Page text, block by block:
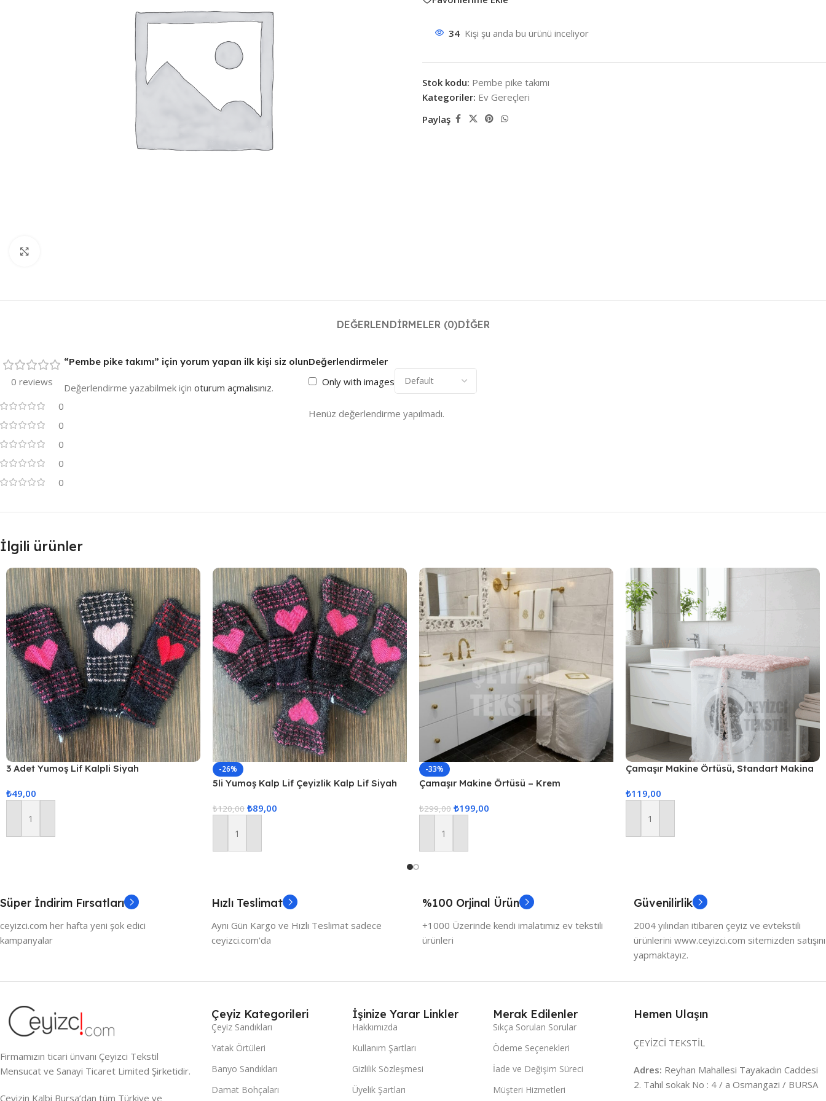
34 Kişi şu anda bu ürünü inceliyor
Stok kodu: Pembe pike takımı
Kategoriler: Ev Gereçleri
Paylaş
DEĞERLENDIRMELER (0)DIĞER
0 reviews
0
0
0
0
0
Değerlendirmeler
Only with images
Henüz değerlendirme yapılmadı.
“Pembe pike takımı” için yorum yapan ilk kişi siz olun
Değerlendirme yazabilmek için oturum açmalısınız.
İlgili ürünler
3 Adet Yumoş Lif Kalpli Siyah
₺49,00
Sepete Ekle
-26%
5li Yumoş Kalp Lif Çeyizlik Kalp Lif Siyah
₺120,00 ₺89,00
Sepete Ekle
-33%
Çamaşır Makine Örtüsü – Krem
₺299,00 ₺199,00
Sepete Ekle
Çamaşır Makine Örtüsü, Standart Makina
₺119,00
Sepete Ekle
Süper İndirim Fırsatları
ceyizci.com her hafta yeni şok edici
kampanyalar
Hızlı Teslimat
Aynı Gün Kargo ve Hızlı Teslimat sadece
ceyizci.com'da
%100 Orjinal Ürün
+1000 Üzerinde kendi imalatımız ev tekstili
ürünleri
Güvenilirlik
2004 yılından itibaren çeyiz ve evtekstili
ürünlerini www.ceyizci.com sitemizden satışını
yapmaktayız.
Firmamızın ticari ünvanı Çeyizci Tekstil
Mensucat ve Sanayi Ticaret Limited Şirketidir.
Çeyizin Kalbi Bursa’dan tüm Türkiye ve
Çeyiz Kategorileri
Çeyiz Sandıkları
Yatak Örtüleri
Banyo Sandıkları
Damat Bohçaları
İşinize Yarar Linkler
Hakkımızda
Kullanım Şartları
Gizlilik Sözleşmesi
Üyelik Şartları
Merak Edilenler
Sıkça Sorulan Sorular
Ödeme Seçenekleri
İade ve Değişim Süreci
Müşteri Hizmetleri
Hemen Ulaşın
ÇEYİZCİ TEKSTİL
Adres: Reyhan Mahallesi Tayakadın Caddesi
2. Tahıl sokak No : 4 / a Osmangazi / BURSA